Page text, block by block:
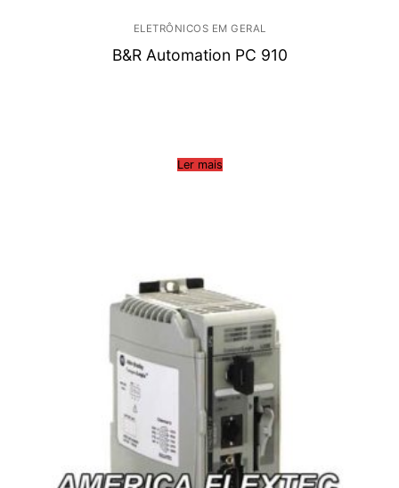
ELETRÔNICOS EM GERAL
B&R Automation PC 910
Ler mais